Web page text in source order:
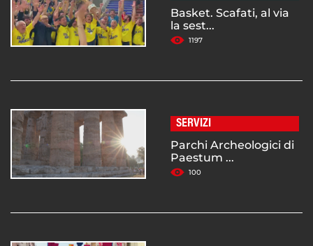
Basket. Scafati, al via
la sest...
1197
SERVIZI
Parchi Archeologici di
Paestum ...
100